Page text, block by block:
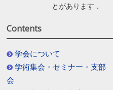
とがあります．
Contents
学会について
学術集会・セミナー・支部
会